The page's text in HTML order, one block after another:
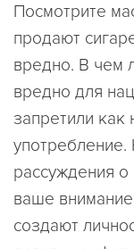
Посмотрите
продают
вредно. В чем
вредно для
запретили как
употребление.
рассуждения о
ваше
создают